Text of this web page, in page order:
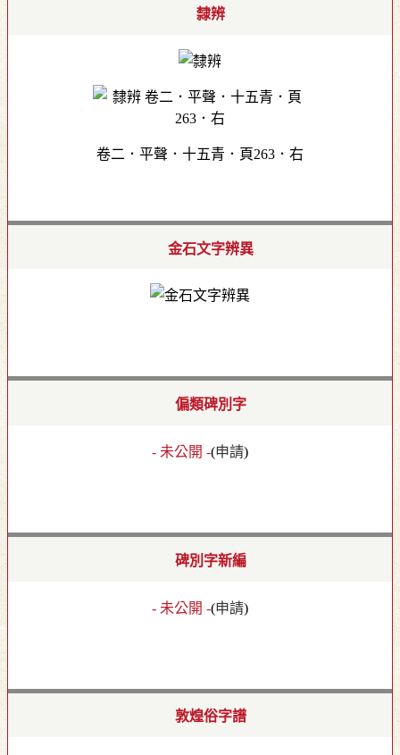
隸辨
卷二．平聲．十五青．頁263．右
金石文字辨異
偏類碑別字
- 未公開 -(申請)
碑別字新編
- 未公開 -(申請)
敦煌俗字譜